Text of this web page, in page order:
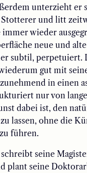
unterzieht er
Stotterer und litt
wieder
neue und
subtil, perpetuiert.
gut mit
in einen
nur von
dabei ist, den
lassen, ohne die
führen.
seine
plant seine